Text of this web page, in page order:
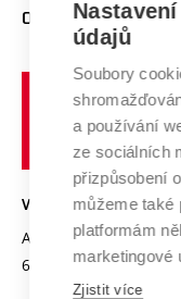
E-přihláška
Doktorské studium
Podpora podnikání
Mezinárodní vědecká
Systém zajišťování
Výzkumné
Transfer znalostí
Open Science
Projekty
Projekty ze
Specifický výzkum
Zahraniční spolupráce
Spolupráce se
Služby univerzity
Mezinárodní dohody
Univerzitní sítě
O UNIVERZITĚ
Profil univerzity
Udržitelná univerzita
Podnikavá univerzita /
Bezpečná univerzita
Vyznamenání
Organizační struktura
VYSOKÉ UČENÍ
Antonínská 548/1
602 00 Brno
údajů
Soubory
a používání
ze sociálních
přizpůsobení
můžeme také
platformám
marketingové
Zjistit více